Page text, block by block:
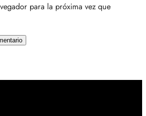
para la próxima vez que